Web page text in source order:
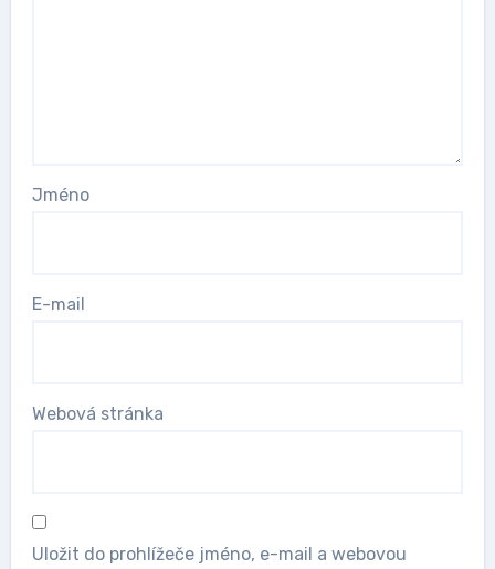
Jméno
E-mail
Webová stránka
Uložit do prohlížeče jméno, e-mail a webovou